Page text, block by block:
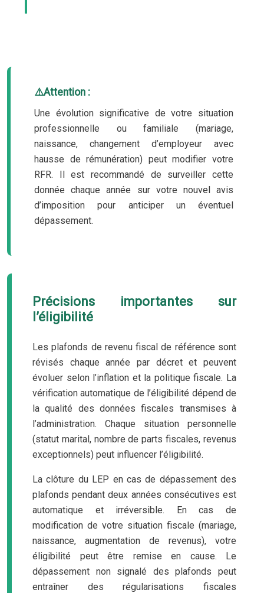
Attention :
Une évolution significative de votre situation
professionnelle ou familiale (mariage,
naissance, changement d’employeur avec
hausse de rémunération) peut modifier votre
RFR. Il est recommandé de surveiller cette
donnée chaque année sur votre nouvel avis
d’imposition pour anticiper un éventuel
dépassement.
Précisions importantes sur
l’éligibilité
Les plafonds de revenu fiscal de référence sont
révisés chaque année par décret et peuvent
évoluer selon l’inflation et la politique fiscale. La
vérification automatique de l’éligibilité dépend de
la qualité des données fiscales transmises à
l’administration. Chaque situation personnelle
(statut marital, nombre de parts fiscales, revenus
exceptionnels) peut influencer l’éligibilité.
La clôture du LEP en cas de dépassement des
plafonds pendant deux années consécutives est
automatique et irréversible. En cas de
modification de votre situation fiscale (mariage,
naissance, augmentation de revenus), votre
éligibilité peut être remise en cause. Le
dépassement non signalé des plafonds peut
entraîner des régularisations fiscales